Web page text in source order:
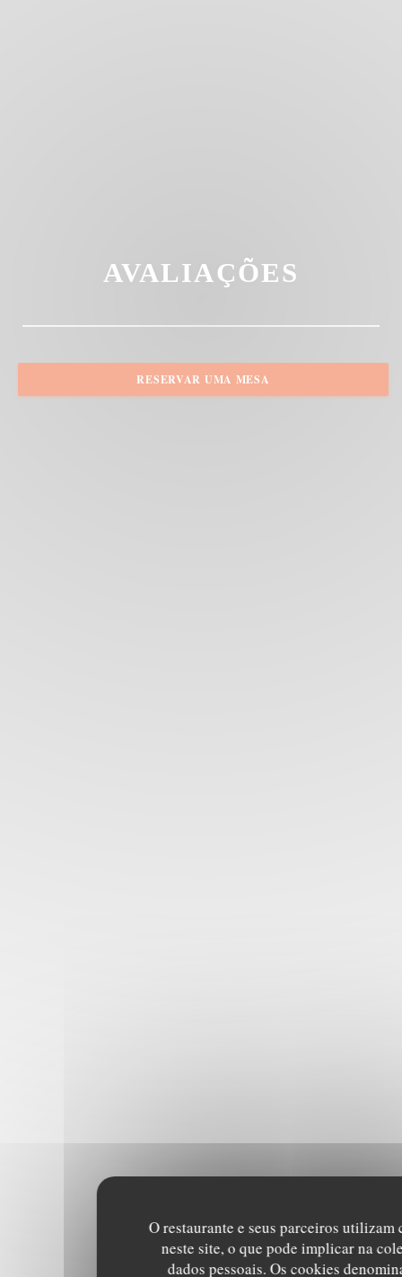
O restaurante e seus parceiros utilizam
neste site, o que pode implicar na
dados pessoais. Os cookies
AVALIAÇÕES
RESERVAR UMA MESA